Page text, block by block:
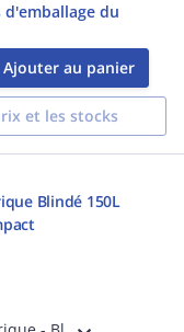
du
Ajouter au panier
et les stocks
Blindé 150L